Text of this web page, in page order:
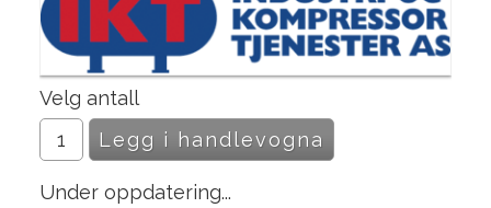
Velg antall
Under oppdatering...